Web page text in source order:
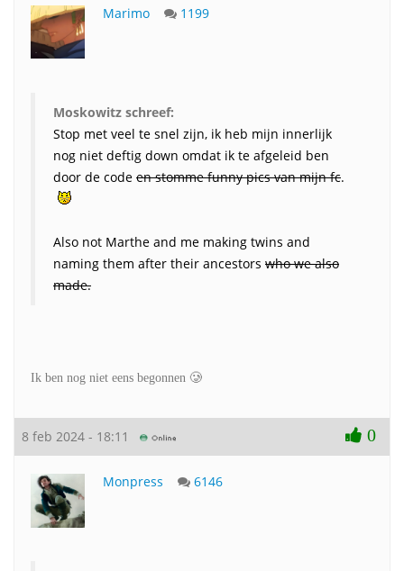
Marimo 1199
Moskowitz schreef:
Stop met veel te snel zijn, ik heb mijn innerlijk
nog niet deftig down omdat ik te afgeleid ben
door de code en stomme funny pics van mijn fc.
Also not Marthe and me making twins and
naming them after their ancestors who we also
made.
Ik ben nog niet eens begonnen 🥲
8 feb 2024 - 18:11 0
Monpress 6146